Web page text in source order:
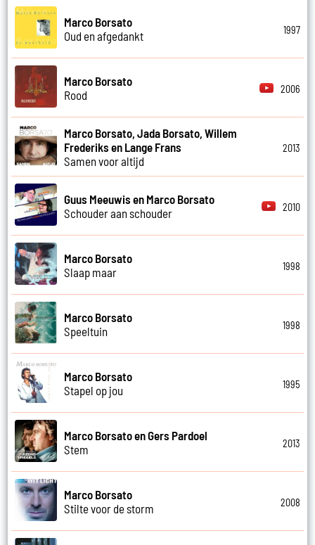
Marco Borsato
Oud en afgedankt
1997
Marco Borsato
Rood
2006
Marco Borsato, Jada Borsato, Willem
Frederiks en Lange Frans
Samen voor altijd
2013
Guus Meeuwis en Marco Borsato
Schouder aan schouder
2010
Marco Borsato
Slaap maar
1998
Marco Borsato
Speeltuin
1998
Marco Borsato
Stapel op jou
1995
Marco Borsato en Gers Pardoel
Stem
2013
Marco Borsato
Stilte voor de storm
2008